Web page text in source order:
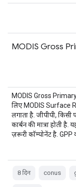
MODIS Gross
MODIS Gross
लिए MODIS Surface
लगाता है. जीपीपी, किसी
कार्बन की मात्रा होती
ज़रूरी कॉम्पोनेंट है. GPP
8 दिन conus